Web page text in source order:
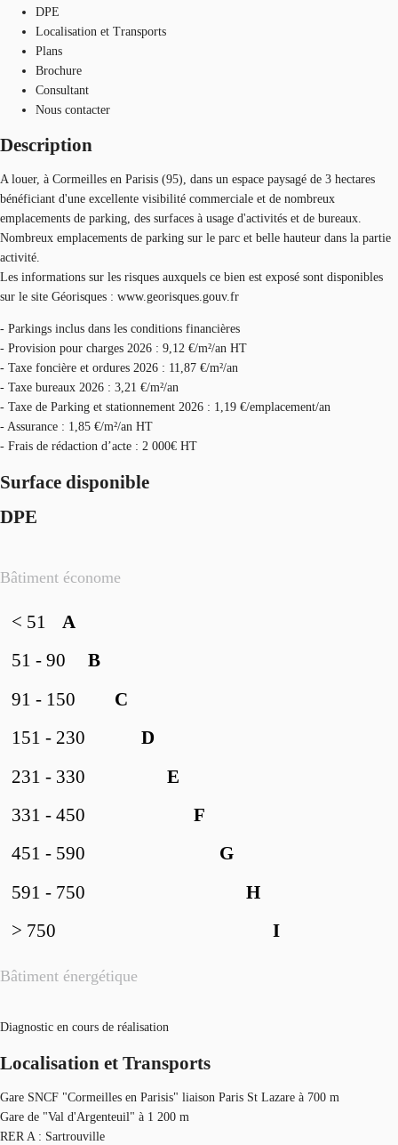
DPE
Localisation et Transports
Plans
Brochure
Consultant
Nous contacter
Description
A louer, à Cormeilles en Parisis (95), dans un espace paysagé de 3 hectares
bénéficiant d'une excellente visibilité commerciale et de nombreux
emplacements de parking, des surfaces à usage d'activités et de bureaux.
Nombreux emplacements de parking sur le parc et belle hauteur dans la partie
activité.
Les informations sur les risques auxquels ce bien est exposé sont disponibles
sur le site Géorisques : www.georisques.gouv.fr
- Parkings inclus dans les conditions financières
- Provision pour charges 2026 : 9,12 €/m²/an HT
- Taxe foncière et ordures 2026 : 11,87 €/m²/an
- Taxe bureaux 2026 : 3,21 €/m²/an
- Taxe de Parking et stationnement 2026 : 1,19 €/emplacement/an
- Assurance : 1,85 €/m²/an HT
- Frais de rédaction d’acte : 2 000€ HT
Surface disponible
DPE
Bâtiment économe
Bâtiment énergétique
A
< 51
B
51 - 90
C
91 - 150
D
151 - 230
E
231 - 330
F
331 - 450
G
451 - 590
H
591 - 750
I
> 750
Diagnostic en cours de réalisation
Localisation et Transports
Gare SNCF "Cormeilles en Parisis" liaison Paris St Lazare à 700 m
Gare de "Val d'Argenteuil" à 1 200 m
RER A : Sartrouville